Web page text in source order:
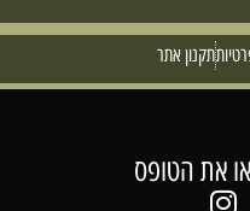
תקנון אתר
את הטופס